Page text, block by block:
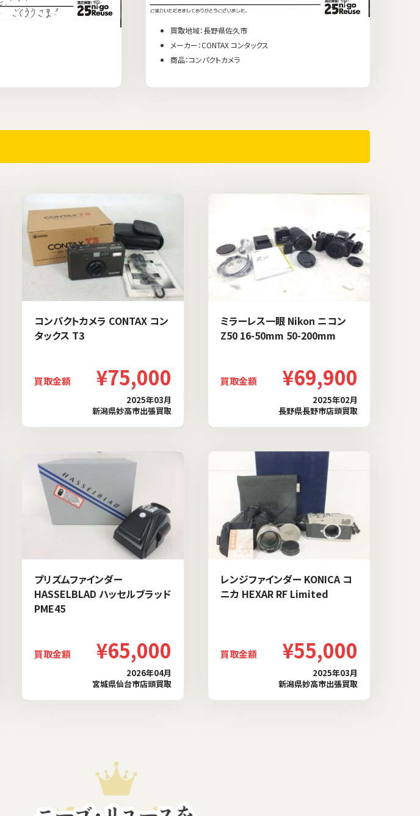
買取地域：長野県佐久市
メーカー：CONTAX コンタックス
商品：コンパクトカメラ
コンパクトカメラ CONTAX コン
タックス T3
買取金額 ¥75,000
2025年03月
新潟県妙高市出張買取
ミラーレス一眼 Nikon ニコン
Z50 16-50mm 50-200mm
買取金額 ¥69,900
2025年02月
長野県長野市店頭買取
プリズムファインダー
HASSELBLAD ハッセルブラッド
PME45
買取金額 ¥65,000
2026年04月
宮城県仙台市店頭買取
レンジファインダー KONICA コ
ニカ HEXAR RF Limited
買取金額 ¥55,000
2025年03月
新潟県妙高市出張買取